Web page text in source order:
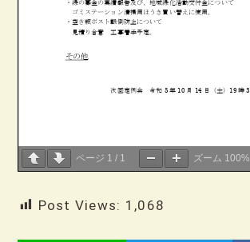
ページ 1 / 1 ズーム 100%
Post Views: 1,068